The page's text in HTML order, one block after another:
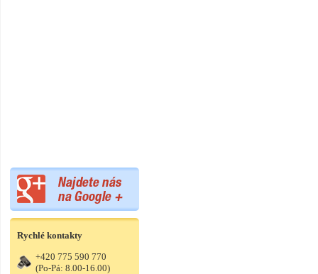
Rychlé kontakty
+420 775 590 770
(Po-Pá: 8.00-16.00)